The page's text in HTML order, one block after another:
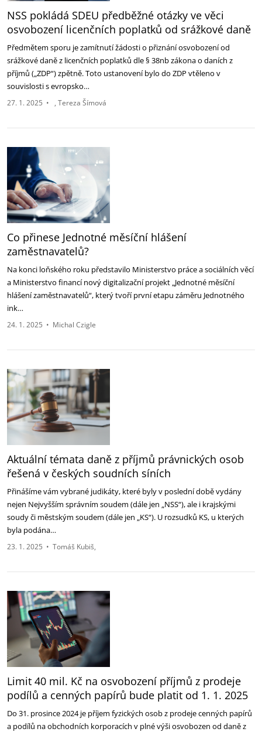
NSS pokládá SDEU předběžné otázky ve věci
osvobození licenčních poplatků od srážkové daně
Předmětem sporu je zamítnutí žádosti o přiznání osvobození od
srážkové daně z licenčních poplatků dle § 38nb zákona o daních z
příjmů („ZDP“) zpětně. Toto ustanovení bylo do ZDP vtěleno v
souvislosti s evropsko…
27. 1. 2025 • Tereza Šímová
Co přinese Jednotné měsíční hlášení
zaměstnavatelů?
Na konci loňského roku představilo Ministerstvo práce a sociálních věcí
a Ministerstvo financí nový digitalizační projekt „Jednotné měsíční
hlášení zaměstnavatelů“, který tvoří první etapu záměru Jednotného
ink…
24. 1. 2025 • Michal Czigle
Aktuální témata daně z příjmů právnických osob
řešená v českých soudních síních
Přinášíme vám vybrané judikáty, které byly v poslední době vydány
nejen Nejvyšším správním soudem (dále jen „NSS“), ale i krajskými
soudy či městským soudem (dále jen „KS“). U rozsudků KS, u kterých
byla podána…
23. 1. 2025 • Tomáš Kubiš
Limit 40 mil. Kč na osvobození příjmů z prodeje
podílů a cenných papírů bude platit od 1. 1. 2025
Do 31. prosince 2024 je příjem fyzických osob z prodeje cenných papírů
a podílů na obchodních korporacích v plné výši osvobozen od daně z